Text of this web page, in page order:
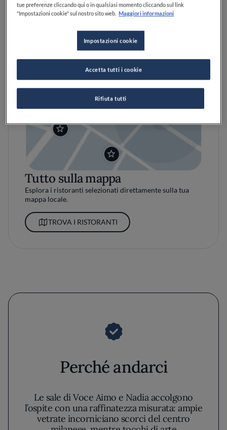
Tutto sulla mappa
Esplora i ristoranti selezionati direttamente sulla tua
mappa locale.
TROVA I RISTORANTI
Perché andarci
Le sale di Voce Aimo e Nadia accolgono
l’ospite con una raffinatezza misurata: ampie
vetrate incorniciano scorci del centro
tue preferenze cliccando qui o in qualsiasi momento cliccando sul link
"Impostazioni cookie" sul nostro sito web. Maggiori informazioni
Impostazioni cookie
Rifiuta tutti
Accetta tutti i cookie